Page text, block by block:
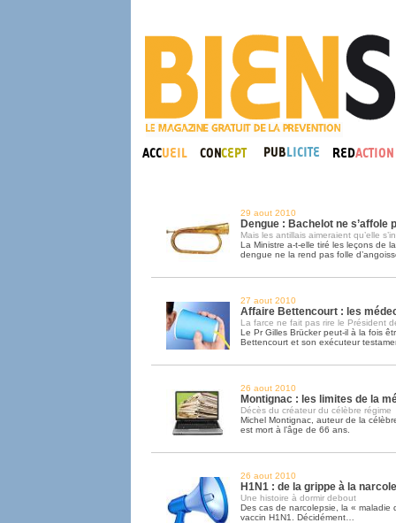
29 aout 2010
Dengue : Bachelot ne s’affole
Mais les antillais aimeraient qu’elle
La Ministre a-t-elle tiré les leçons de
dengue ne la rend pas folle
27 aout 2010
Affaire Bettencourt : les
La farce ne fait pas rire le Président
Le Pr Gilles Brücker peut-il à la fois
Bettencourt et son exécuteur
26 aout 2010
Montignac : les limites de la
Décès du créateur du célèbre régime
Michel Montignac, auteur de la
est mort à l’âge de 66 ans.
26 aout 2010
H1N1 : de la grippe à la
Une histoire à dormir debout
Des cas de narcolepsie, la « maladie
vaccin H1N1. Décidément…